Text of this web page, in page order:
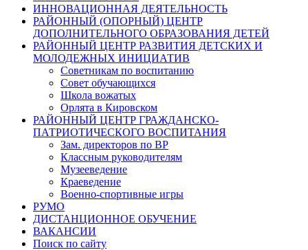
ИННОВАЦИОННАЯ ДЕЯТЕЛЬНОСТЬ
РАЙОННЫЙ (ОПОРНЫЙ) ЦЕНТР
ДОПОЛНИТЕЛЬНОГО ОБРАЗОВАНИЯ ДЕТЕЙ
РАЙОННЫЙ ЦЕНТР РАЗВИТИЯ ДЕТСКИХ И
МОЛОДЕЖНЫХ ИНИЦИАТИВ
Советникам по воспитанию
Совет обучающихся
Школа вожатых
Орлята в Кировском
РАЙОННЫЙ ЦЕНТР ГРАЖДАНСКО-
ПАТРИОТИЧЕСКОГО ВОСПИТАНИЯ
Зам. директоров по ВР
Классным руководителям
Музееведение
Краеведение
Военно-спортивные игры
РУМО
ДИСТАНЦИОННОЕ ОБУЧЕНИЕ
ВАКАНСИИ
Поиск по сайту